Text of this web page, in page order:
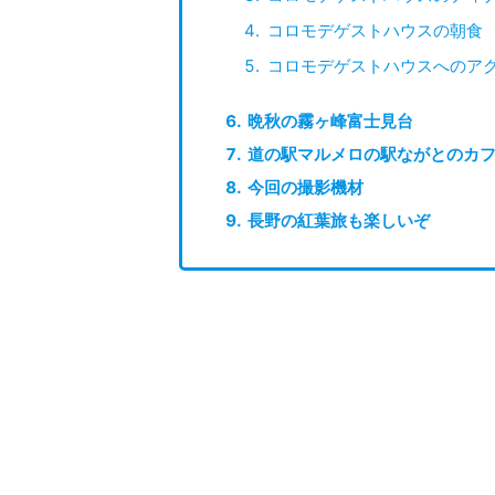
コロモデゲストハウスの朝食
コロモデゲストハウスへのア
晩秋の霧ヶ峰富士見台
道の駅マルメロの駅ながとのカ
今回の撮影機材
長野の紅葉旅も楽しいぞ